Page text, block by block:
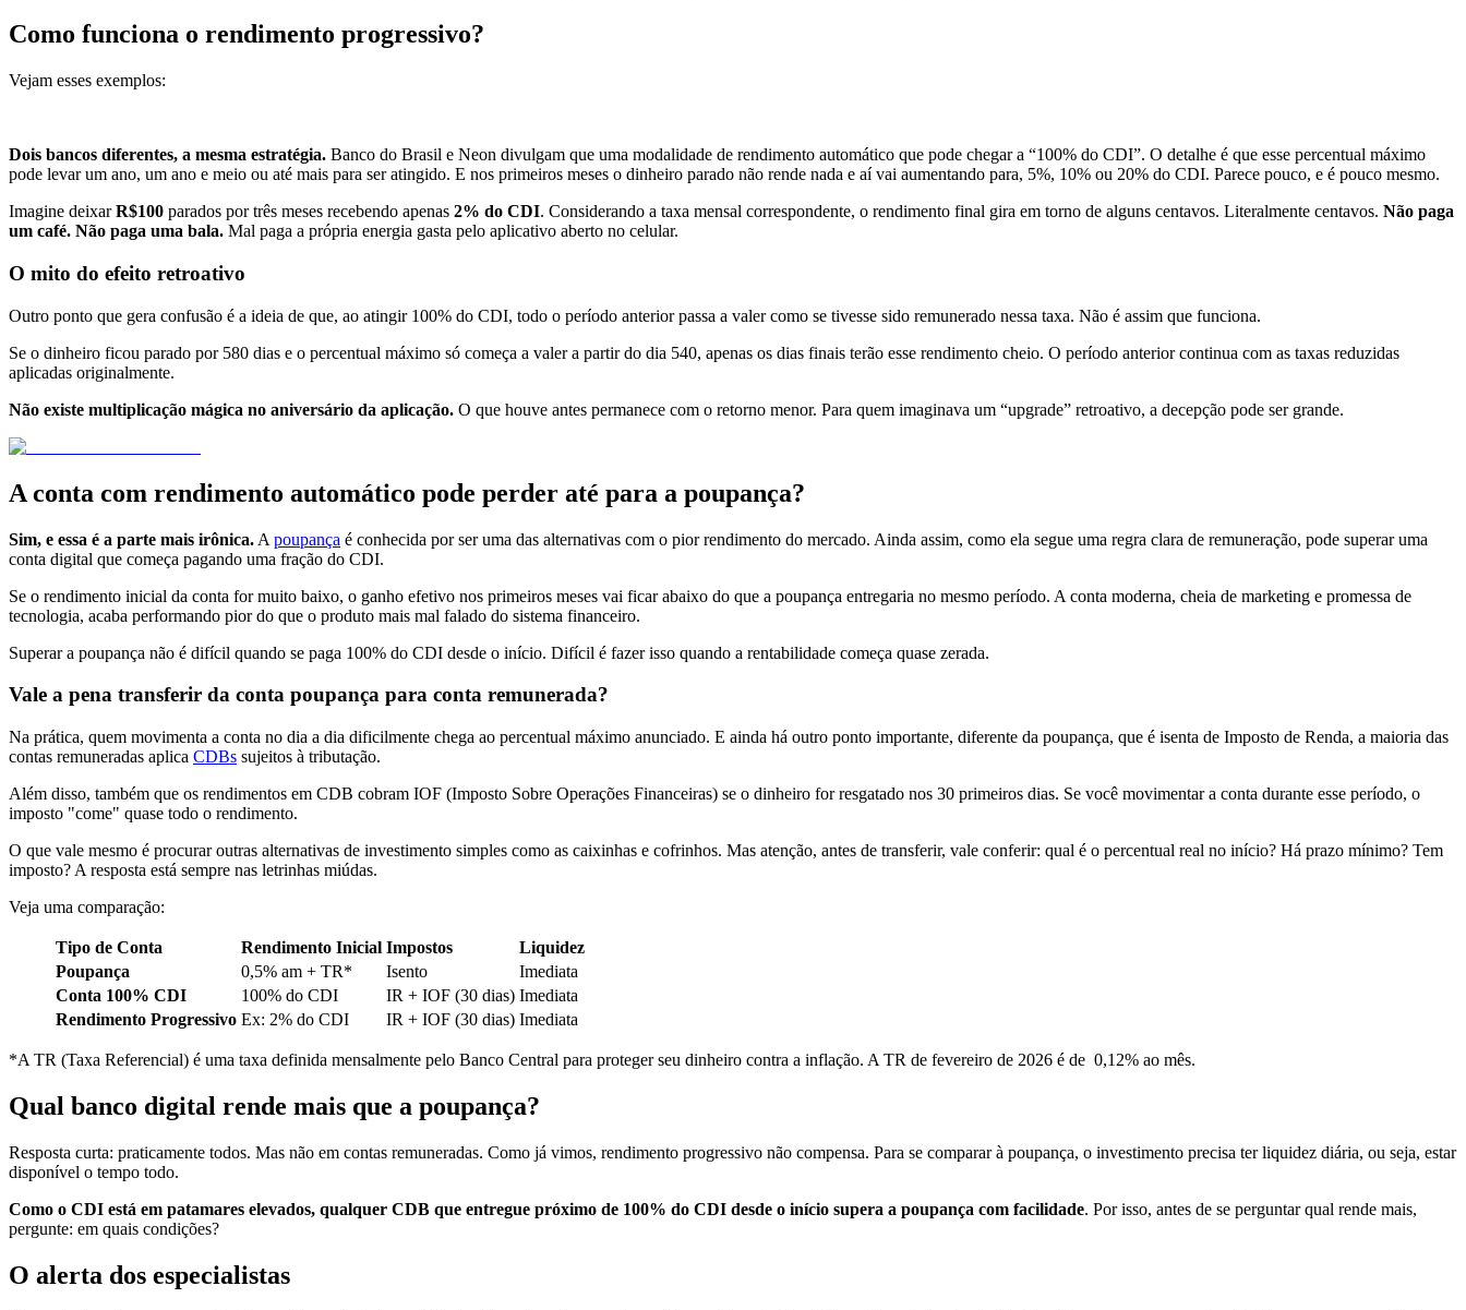
Como funciona o rendimento progressivo?
Vejam esses exemplos:
Dois bancos diferentes, a mesma estratégia. Banco do Brasil e Neon divulgam que uma modalidade de rendimento automático que pode chegar a “100% do CDI”. O detalhe é que esse percentual máximo
pode levar um ano, um ano e meio ou até mais para ser atingido. E nos primeiros meses o dinheiro parado não rende nada e aí vai aumentando para, 5%, 10% ou 20% do CDI. Parece pouco, e é pouco mesmo.
Imagine deixarR$100 parados por três meses recebendo apenas 2% do CDI. Considerando a taxa mensal correspondente, o rendimento final gira em torno de alguns centavos. Literalmente centavos. Não paga
um café. Não paga uma bala. Mal paga a própria energia gasta pelo aplicativo aberto no celular.
O mito do efeito retroativo
Outro ponto que gera confusão é a ideia de que, ao atingir 100% do CDI, todo o período anterior passa a valer como se tivesse sido remunerado nessa taxa. Não é assim que funciona.
Se o dinheiro ficou parado por 580 dias e o percentual máximo só começa a valer a partir do dia 540, apenas os dias finais terão esse rendimento cheio. O período anterior continua com as taxas reduzidas
aplicadas originalmente.
Não existe multiplicação mágica no aniversário da aplicação. O que houve antes permanece com o retorno menor. Para quem imaginava um “upgrade” retroativo, a decepção pode ser grande.
A conta com rendimento automático pode perder até para a poupança?
Sim, e essa é a parte mais irônica. A poupança é conhecida por ser uma das alternativas com o pior rendimento do mercado. Ainda assim, como ela segue uma regra clara de remuneração, pode superar uma
conta digital que começa pagando uma fração do CDI.
Se o rendimento inicial da conta for muito baixo, o ganho efetivo nos primeiros meses vai ficar abaixo do que a poupança entregaria no mesmo período. A conta moderna, cheia de marketing e promessa de
tecnologia, acaba performando pior do que o produto mais mal falado do sistema financeiro.
Superar a poupança não é difícil quando se paga 100% do CDI desde o início. Difícil é fazer isso quando a rentabilidade começa quase zerada.
Vale a pena transferir da conta poupança para conta remunerada?
Na prática, quem movimenta a conta no dia a dia dificilmente chega ao percentual máximo anunciado. E ainda há outro ponto importante, diferente da poupança, que é isenta de Imposto de Renda, a maioria das
contas remuneradas aplica CDBs sujeitos à tributação.
Além disso, também que os rendimentos em CDB cobram IOF (Imposto Sobre Operações Financeiras) se o dinheiro for resgatado nos 30 primeiros dias. Se você movimentar a conta durante esse período, o
imposto "come" quase todo o rendimento.
O que vale mesmo é procurar outras alternativas de investimento simples como as caixinhas e cofrinhos. Mas atenção, antes de transferir, vale conferir: qual é o percentual real no início? Há prazo mínimo? Tem
imposto? A resposta está sempre nas letrinhas miúdas.
Veja uma comparação:
Tipo de Conta Rendimento Inicial Impostos
Liquidez
Poupança
0,5% am + TR* Isento
Imediata
Conta 100% CDI
100% do CDI IR + IOF (30 dias) Imediata
Rendimento Progressivo Ex: 2% do CDI IR + IOF (30 dias) Imediata
*A TR (Taxa Referencial) é uma taxa definida mensalmente pelo Banco Central para proteger seu dinheiro contra a inflação. A TR de fevereiro de 2026 é de 0,12% ao mês.
Qual banco digital rende mais que a poupança?
Resposta curta: praticamente todos. Mas não em contas remuneradas. Como já vimos, rendimento progressivo não compensa. Para se comparar à poupança, o investimento precisa ter liquidez diária, ou seja, estar
disponível o tempo todo.
Como o CDI está em patamares elevados, qualquer CDB que entregue próximo de 100% do CDI desde o início supera a poupança com facilidade. Por isso, antes de se perguntar qual rende mais,
pergunte: em quais condições?
O alerta dos especialistas